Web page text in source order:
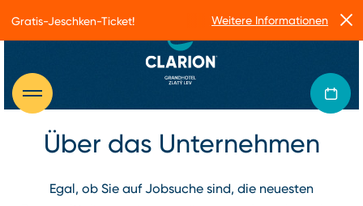
Über das Unternehmen
Egal, ob Sie auf Jobsuche sind, die neuesten
Gratis-Jeschken-Ticket! Weitere Informationen